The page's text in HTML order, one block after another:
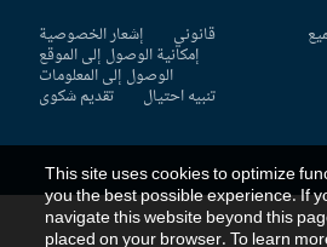
قانوني إشعار الخصوصية
إمكانية الوصول إلى الموقع
الوصول إلى المعلومات
تنبيه احتيال تقديم شكوى
This site uses cookies to optimize
you the best possible experience.
navigate this website beyond this
placed on your browser. To learn